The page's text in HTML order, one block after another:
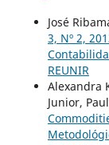
José
3, Nº 2,
REUNIR
Alexandra
Junior,